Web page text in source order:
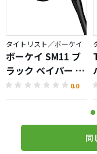
タイトリスト／ボーケイ
ボーケイ SM11 ブ
ラック ベイパー ウ
ェッジ
0.0
同